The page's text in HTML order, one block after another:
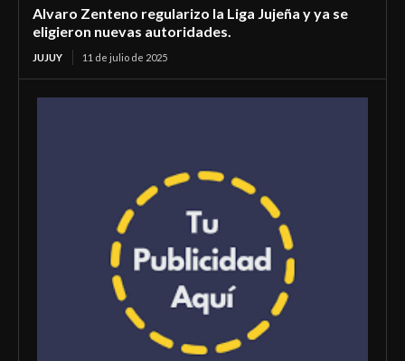
Alvaro Zenteno regularizo la Liga Jujeña y ya se
eligieron nuevas autoridades.
JUJUY 11 de julio de 2025